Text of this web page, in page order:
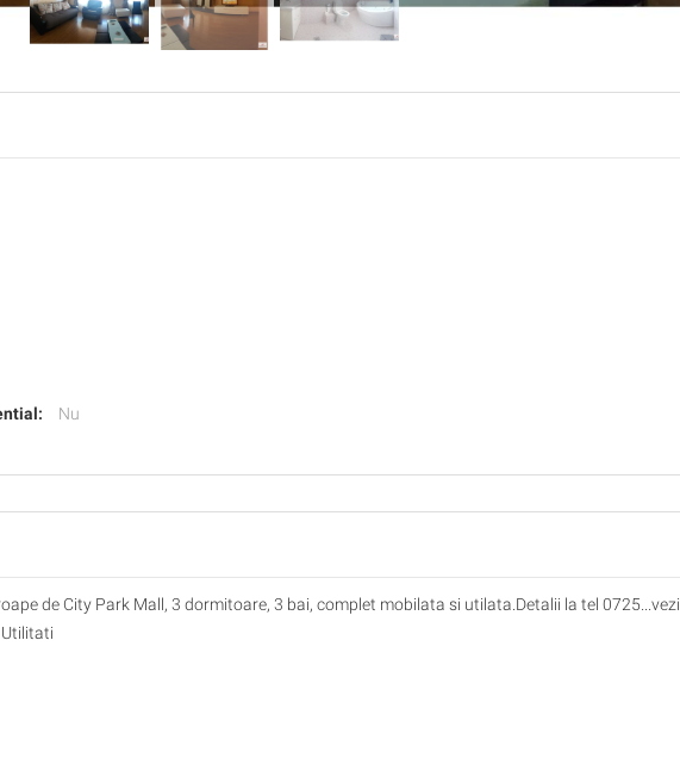
Nu
de City Park Mall, 3 dormitoare, 3 bai, complet mobilata si utilata.Detalii la tel 0725...vezi